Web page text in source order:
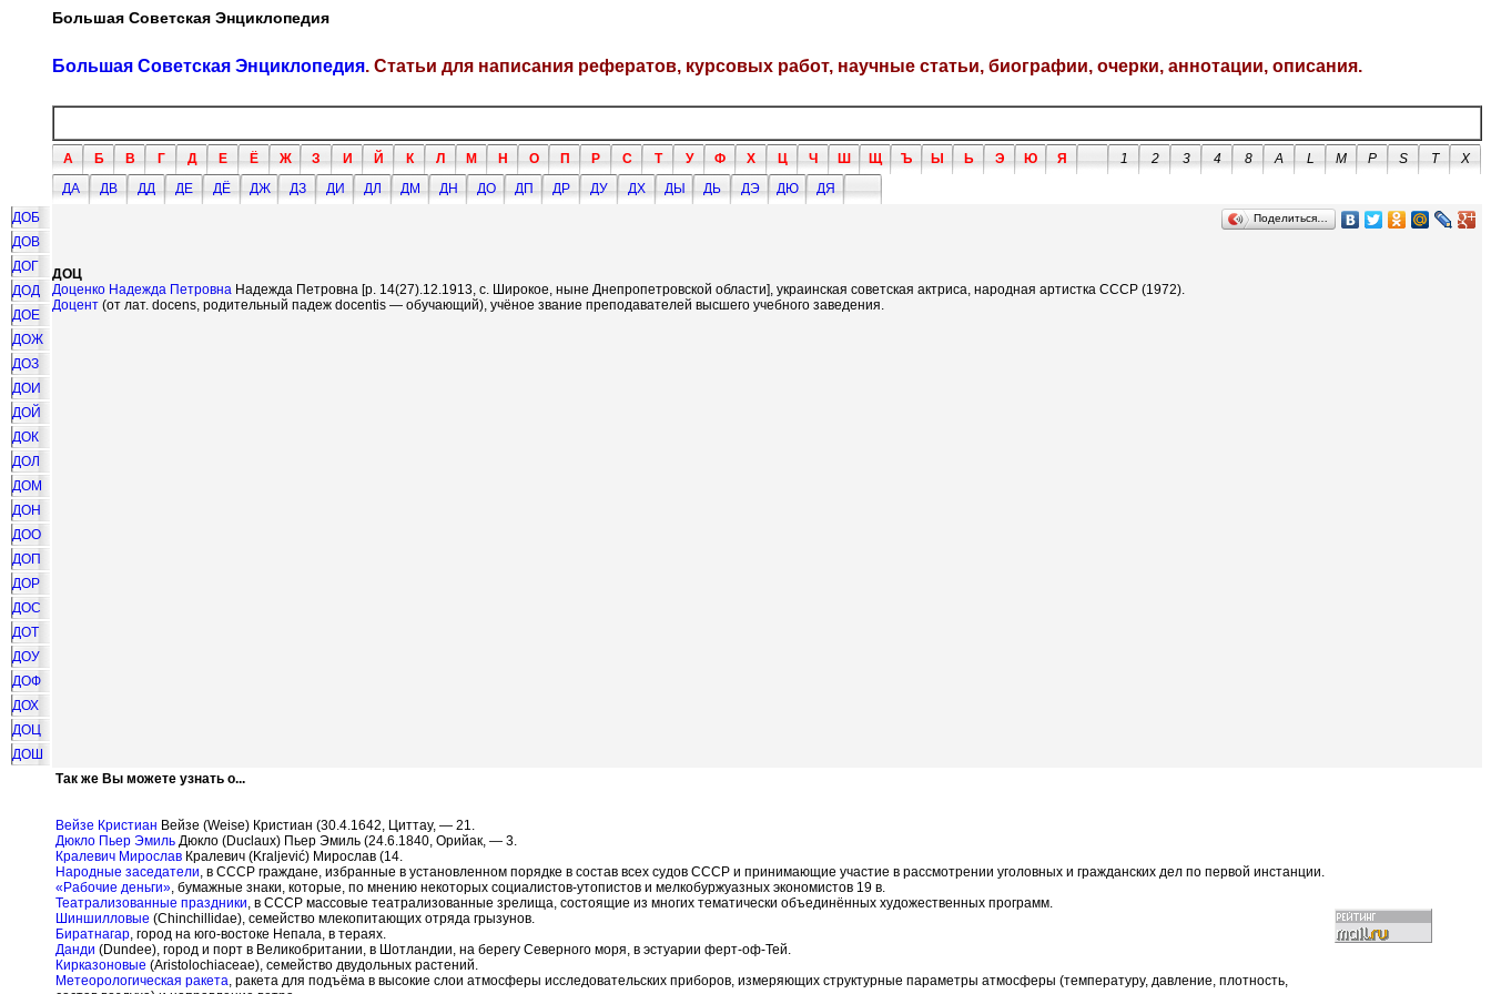
Большая Советская Энциклопедия
Большая Советская Энциклопедия. Статьи для написания рефератов, курсовых работ, научные статьи, биографии, очерки, аннотации, описания.
А Б В Г Д Е Ё Ж З И Й К Л М Н О П Р С Т У Ф Х Ц Ч Ш Щ Ъ Ы Ь Э Ю Я 1 2 3 4 8 A L M P S T
X
ДА
ДВ ДД ДЕ ДЁ ДЖ ДЗ ДИ ДЛ ДМ ДН ДО ДП ДР ДУ ДХ ДЫ ДЬ ДЭ ДЮ
ДЯ
ДОБ
ДОВ
ДОГ
ДОД
ДОЕ
ДОЖ
ДОЗ
ДОИ
ДОЙ
ДОК
ДОЛ
ДОМ
ДОН
ДОО
ДОП
ДОР
ДОС
ДОТ
ДОУ
ДОФ
ДОХ
ДОЦ
ДОШ
Поделиться…
ДОЦ
Доценко Надежда Петровна Надежда Петровна [р. 14(27).12.1913, с. Широкое, ныне Днепропетровской области], украинская советская актриса, народная артистка СССР (1972).
Доцент (от лат. docens, родительный падеж docentis — обучающий), учёное звание преподавателей высшего учебного заведения.
Так же Вы можете узнать о...
Вейзе Кристиан Вейзе (Weise) Кристиан (30.4.1642, Циттау, — 21.
Дюкло Пьер Эмиль Дюкло (Duclaux) Пьер Эмиль (24.6.1840, Орийак, — 3.
Кралевич Мирослав Кралевич (Kraljević) Мирослав (14.
Народные заседатели, в СССР граждане, избранные в установленном порядке в состав всех судов СССР и принимающие участие в рассмотрении уголовных и гражданских дел по первой инстанции.
«Рабочие деньги», бумажные знаки, которые, по мнению некоторых социалистов-утопистов и мелкобуржуазных экономистов 19 в.
Театрализованные праздники, в СССР массовые театрализованные зрелища, состоящие из многих тематически объединённых художественных программ.
Шиншилловые (Chinchillidae), семейство млекопитающих отряда грызунов.
Биратнагар, город на юго-востоке Непала, в тераях.
Данди (Dundee), город и порт в Великобритании, в Шотландии, на берегу Северного моря, в эстуарии ферт-оф-Тей.
Кирказоновые (Aristolochiaceae), семейство двудольных растений.
Метеорологическая ракета, ракета для подъёма в высокие слои атмосферы исследовательских приборов, измеряющих структурные параметры атмосферы (температуру, давление, плотность,